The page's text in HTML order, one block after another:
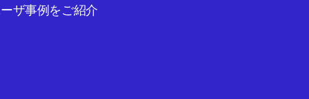
ザ事例をご紹介